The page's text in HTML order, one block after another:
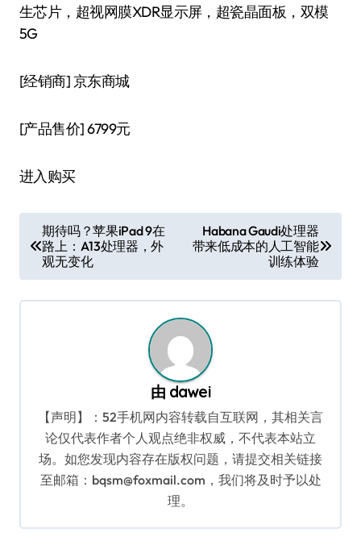
生芯片，超视网膜XDR显示屏，超瓷晶面板，双模
5G
[经销商]京东商城
[产品售价]6799元
进入购买
章
导
航
期待吗？苹果iPad 9在
路上：A13处理器，外
观无变化
Habana Gaudi处理器
带来低成本的人工智能
训练体验
由 dawei
【声明】：52手机网内容转载自互联网，其相关言
论仅代表作者个人观点绝非权威，不代表本站立
场。如您发现内容存在版权问题，请提交相关链接
至邮箱：bqsm@foxmail.com，我们将及时予以处
理。